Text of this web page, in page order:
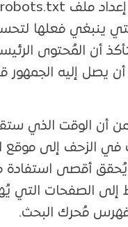
ينبغي فعلها
أن المُحتوى
يصل إليه الجمهور
أن الوقت الذي
في الزحف إلى موقع
أقصى استفادة
الصفحات التي
مُحرك البحث.